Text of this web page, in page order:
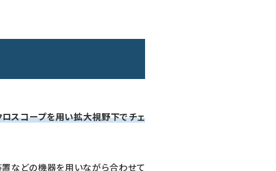
ロスコープを用い拡大視野下でチェ
置などの機器を用いながら合わせて